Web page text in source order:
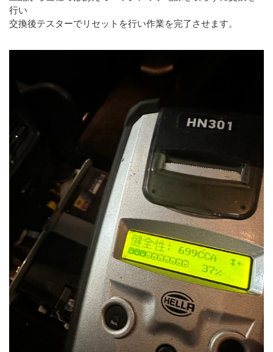
行い
交換後テスターでリセットを行い作業を完了させます。